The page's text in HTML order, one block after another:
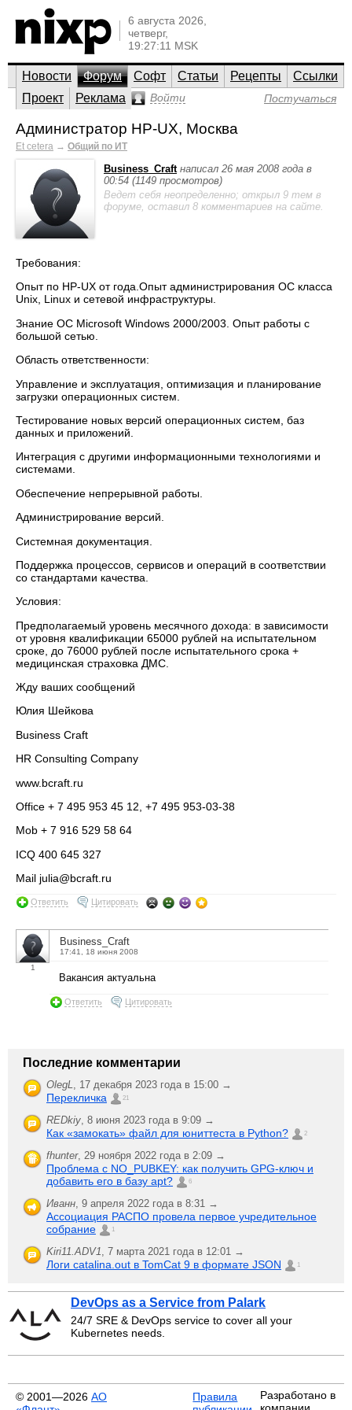
6 августа 2026,
четверг,
19:27:11 MSK
Новости Форум Софт Статьи Рецепты
Ссылки
Проект
Реклама Войти Постучаться
Администратор HP-UX, Москва
Et cetera → Общий по ИТ
Business_Craft написал 26 мая 2008 года в
00:54 (1149 просмотров)
Ведет себя неопределенно; открыл 9 тем в
форуме, оставил 8 комментариев на сайте.
Требования:
Опыт по HP-UX от года.Опыт администрирования ОС класса
Unix, Linux и сетевой инфраструктуры.
Знание ОС Microsoft Windows 2000/2003. Опыт работы с
большой сетью.
Область ответственности:
Управление и эксплуатация, оптимизация и планирование
загрузки операционных систем.
Тестирование новых версий операционных систем, баз
данных и приложений.
Интеграция с другими информационными технологиями и
системами.
Обеспечение непрерывной работы.
Администрирование версий.
Системная документация.
Поддержка процессов, сервисов и операций в соответствии
со стандартами качества.
Условия:
Предполагаемый уровень месячного дохода: в зависимости
от уровня квалификации 65000 рублей на испытательном
сроке, до 76000 рублей после испытательного срока +
медицинская страховка ДМС.
Жду ваших сообщений
Юлия Шейкова
Business Craft
HR Consulting Company
www.bcraft.ru
Office + 7 495 953 45 12, +7 495 953-03-38
Mob + 7 916 529 58 64
ICQ 400 645 327
Mail julia@bcraft.ru
Ответить Цитировать
1
Business_Craft
17:41, 18 июня 2008
Вакансия актуальна
Ответить Цитировать
Последние комментарии
OlegL, 17 декабря 2023 года в 15:00 →
Перекличка 21
REDkiy, 8 июня 2023 года в 9:09 →
Как «замокать» файл для юниттеста в Python? 2
fhunter, 29 ноября 2022 года в 2:09 →
Проблема с NO_PUBKEY: как получить GPG-ключ и
добавить его в базу apt?
6
Иванн, 9 апреля 2022 года в 8:31 →
Ассоциация РАСПО провела первое учредительное
собрание
1
Kiri11.ADV1, 7 марта 2021 года в 12:01 →
Логи catalina.out в TomCat 9 в формате JSON 1
DevOps as a Service from Palark
24/7 SRE & DevOps service to cover all your
Kubernetes needs.
© 2001—2026 АО
Правила
Разработано в